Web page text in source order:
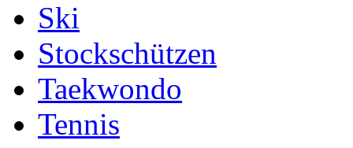
Ski
Stockschützen
Taekwondo
Tennis